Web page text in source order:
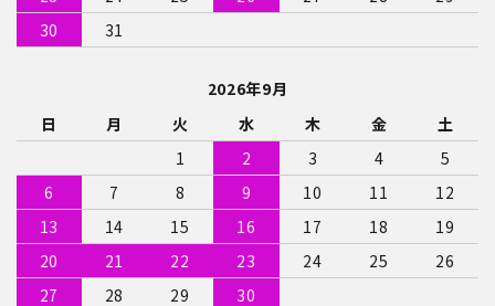
30
31
2026年9月
日
月 火 水 木 金
土
1
2 3 4
5
6
7 8 9 10 11
12
13
14 15 16 17 18
19
20
21 22 23 24 25
26
27
28 29
30